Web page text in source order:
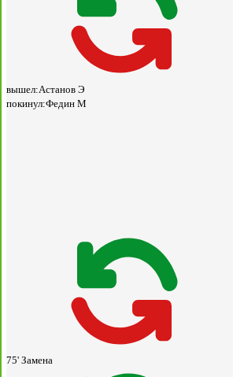
вышел:Астанов Э
покинул:Федин М
75' Замена